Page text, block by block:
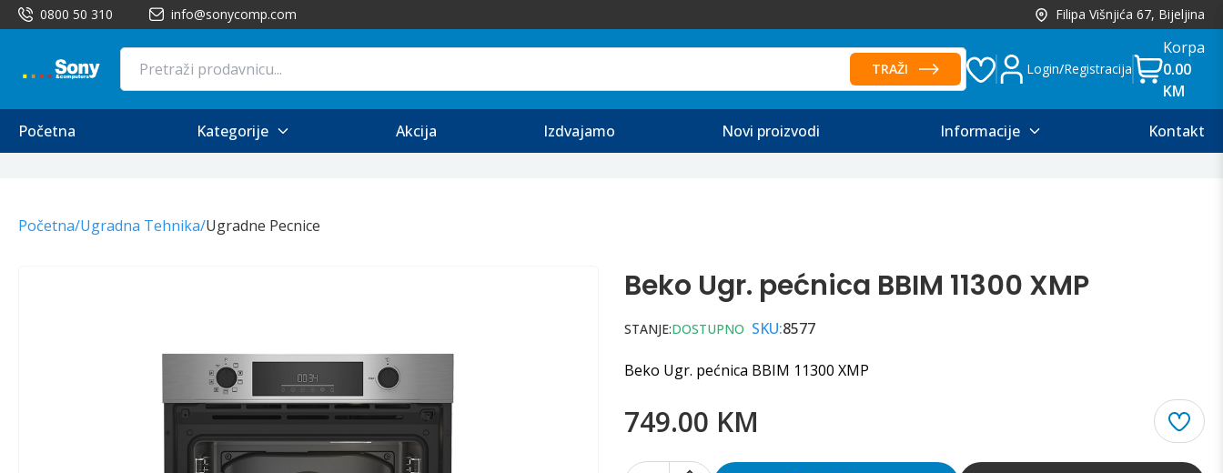
0800 50 310 info@sonycomp.com Filipa Višnjića 67, Bijeljina
TRAŽI Login/Registracija
Korpa
0.00
KM
Početna
Kategorije Akcija Izdvajamo Novi proizvodi Informacije Kontakt
Početna/Ugradna Tehnika/Ugradne Pecnice
Beko Ugr. pećnica BBIM 11300 XMP
STANJE:DOSTUPNO SKU:8577
Beko Ugr. pećnica BBIM 11300 XMP
749.00 KM